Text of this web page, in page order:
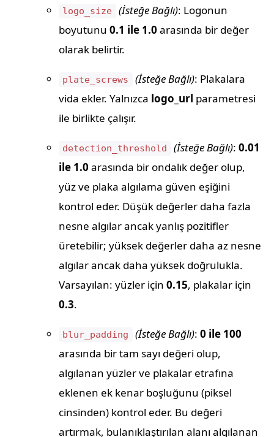
logo_size (İsteğe Bağlı): Logonun
boyutunu 0.1 ile 1.0 arasında bir değer
olarak belirtir.
plate_screws (İsteğe Bağlı): Plakalara
vida ekler. Yalnızca logo_url parametresi
ile birlikte çalışır.
detection_threshold (İsteğe Bağlı): 0.01
ile 1.0 arasında bir ondalık değer olup,
yüz ve plaka algılama güven eşiğini
kontrol eder. Düşük değerler daha fazla
nesne algılar ancak yanlış pozitifler
üretebilir; yüksek değerler daha az nesne
algılar ancak daha yüksek doğrulukla.
Varsayılan: yüzler için 0.15, plakalar için
0.3.
blur_padding (İsteğe Bağlı): 0 ile 100
arasında bir tam sayı değeri olup,
algılanan yüzler ve plakalar etrafına
eklenen ek kenar boşluğunu (piksel
cinsinden) kontrol eder. Bu değeri
artırmak, bulanıklaştırılan alanı algılanan